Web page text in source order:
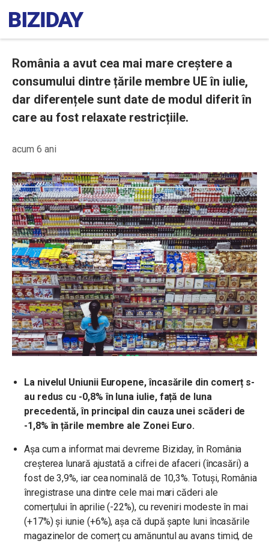
România a avut cea mai mare creștere a
consumului dintre țările membre UE în iulie,
dar diferențele sunt date de modul diferit în
care au fost relaxate restricțiile.
acum 6 ani
La nivelul Uniunii Europene, încasările din comerț s-
au redus cu -0,8% în luna iulie, față de luna
precedentă, în principal din cauza unei scăderi de
-1,8% în țările membre ale Zonei Euro.
Așa cum a informat mai devreme Biziday, în România
creșterea lunară ajustată a cifrei de afaceri (încasări) a
fost de 3,9%, iar cea nominală de 10,3%. Totuși, România
înregistrase una dintre cele mai mari căderi ale
comerțului în aprilie (-22%), cu reveniri modeste în mai
(+17%) și iunie (+6%), așa că după șapte luni încasările
magazinelor de comerț cu amănuntul au avans timid, de